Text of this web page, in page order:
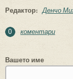
Редактор: Денчо
0 коментари
Вашето име